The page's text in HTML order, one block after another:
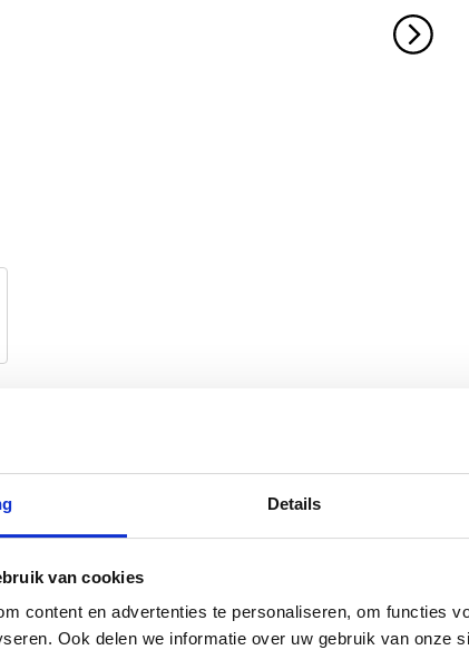
Details
van cookies
content en advertenties te personaliseren, om functies
Ook delen we informatie over uw gebruik van onze